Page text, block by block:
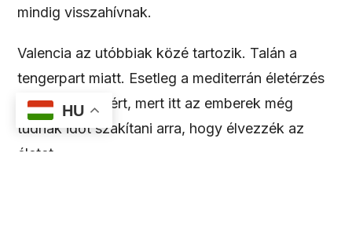
mindig visszahívnak.
Valencia az utóbbiak közé tartozik. Talán a
tengerpart miatt. Esetleg a mediterrán életérzés
miatt. Vagy azért, mert itt az emberek még
tudnak időt szakítani arra, hogy élvezzék az
életet.
HU